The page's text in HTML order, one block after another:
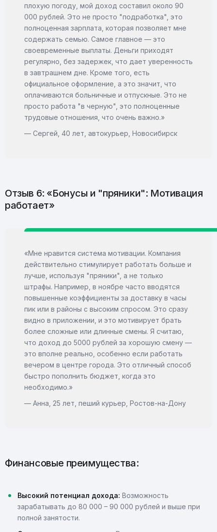
плохую погоду, мой доход составил около 90
000 рублей. Это не просто "подработка", это
полноценная зарплата, которая позволяет мне
содержать семью. Самое главное — это
своевременные выплаты. Деньги приходят
регулярно, без задержек, что дает уверенность
в завтрашнем дне. Кроме того, есть
официальное оформление, а это значит, что
оплачиваются больничные и отпускные. Это не
просто работа "в черную", это полноценные
трудовые отношения, что очень важно.»
— Сергей, 40 лет, автокурьер, Новосибирск
Отзыв 6: «Бонусы и "пряники": Мотивация
работает»
«Мне нравится система мотивации. Компания
действительно стимулирует работать больше и
лучше, используя "пряники", а не только
штрафы. Например, в ноябре часто вводятся
повышенные коэффициенты за доставку в часы
пик или в районы с высоким спросом. Это сразу
видно в приложении, и это мотивирует брать
более сложные или длинные смены. Я считаю,
что доход до 5000 рублей за хорошую смену —
это вполне реально, особенно если работать
вечером в центре города. Это отличный способ
быстро пополнить бюджет, когда это
необходимо.»
— Анна, 25 лет, пеший курьер, Ростов-на-Дону
Финансовые преимущества:
Высокий потенциал дохода: Возможность
зарабатывать до 80 000 – 90 000 рублей и выше при
полной занятости.